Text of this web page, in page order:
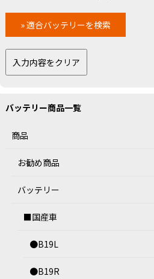
バッテリー商品一覧
商品
お勧め商品
バッテリー
■国産車
●B19L
●B19R